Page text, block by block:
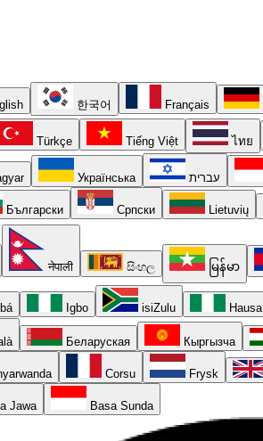
한국어 Français
Türkçe Tiếng Việt ไทย
Українська עברית
Български Српски Lietuvių
नेपाली සිංහල မြန်မာ
Igbo isiZulu Hausa
Беларуская Кыргызча
Corsu Frysk
Jawa Basa Sunda